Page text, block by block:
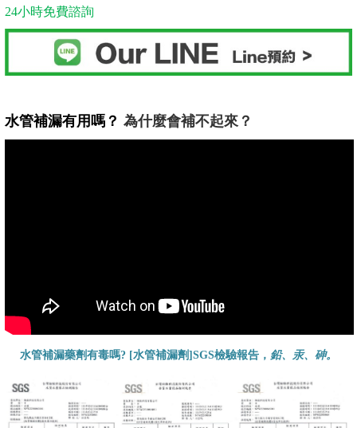
24小時免費諮詢
水管補漏有用嗎？ 為什麼會補不起來？
水管補漏藥劑有毒嗎? [水管補漏劑]SGS檢驗報告， 鉛、汞、砷。